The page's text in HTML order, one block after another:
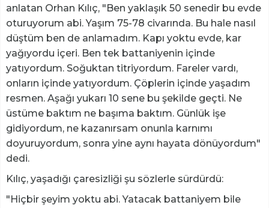
anlatan Orhan Kılıç, "Ben yaklaşık 50 senedir bu evde
oturuyorum abi. Yaşım 75-78 civarında. Bu hale nasıl
düştüm ben de anlamadım. Kapı yoktu evde, kar
yağıyordu içeri. Ben tek battaniyenin içinde
yatıyordum. Soğuktan titriyordum. Fareler vardı,
onların içinde yatıyordum. Çöplerin içinde yaşadım
resmen. Aşağı yukarı 10 sene bu şekilde geçti. Ne
üstüme baktım ne başıma baktım. Günlük işe
gidiyordum, ne kazanırsam onunla karnımı
doyuruyordum, sonra yine aynı hayata dönüyordum"
dedi.
Kılıç, yaşadığı çaresizliği şu sözlerle sürdürdü:
"Hiçbir şeyim yoktu abi. Yatacak battaniyem bile